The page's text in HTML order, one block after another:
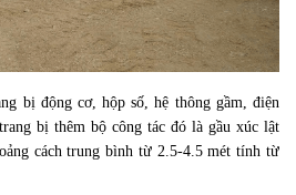
bị động cơ, hộp số, hệ thông gầm, điện
bị thêm bộ công tác đó là gầu xúc lật
cách trung bình từ 2.5-4.5 mét tính từ